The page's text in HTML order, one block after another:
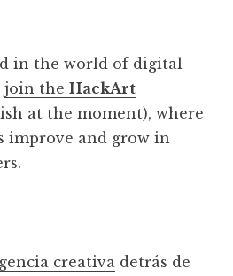
in the world of digital
join the HackArt
at the moment), where
improve and grow in
creativa detrás de